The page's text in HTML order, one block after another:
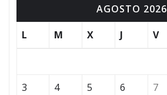
AGOSTO 2026
L
M X J V
3
4 5 6 7